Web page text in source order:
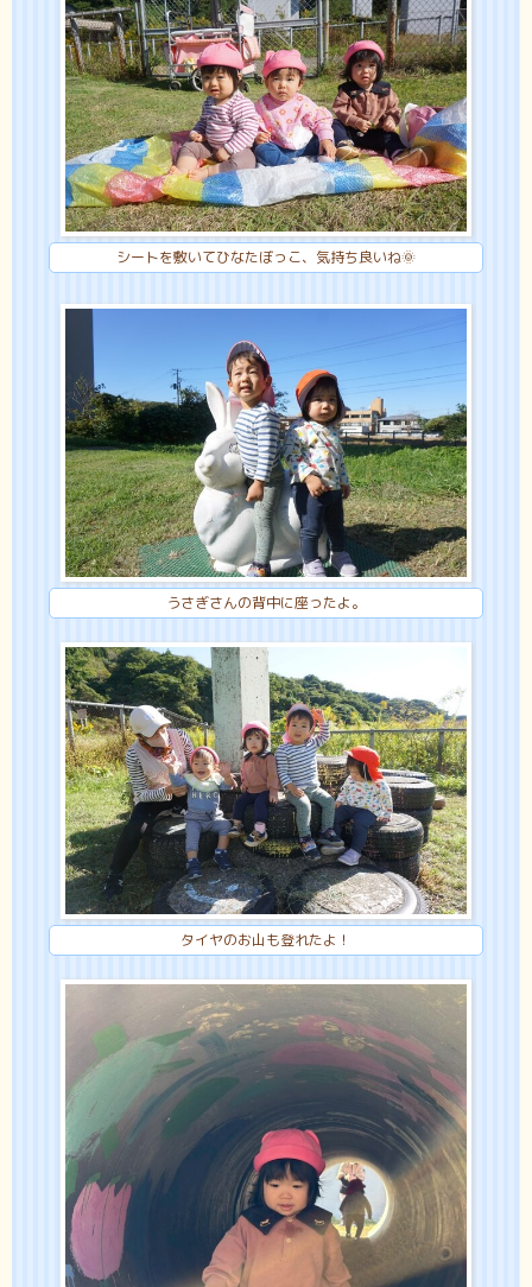
シートを敷いてひなたぼっこ、気持ち良いね🌞
うさぎさんの背中に座ったよ。
タイヤのお山も登れたよ！